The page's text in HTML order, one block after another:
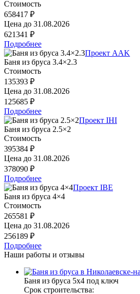
Стоимость
658417 ₽
Цена до 31.08.2026
621341 ₽
Подробнее
Проект AAK
Баня из бруса 3.4×2.3
Стоимость
135393 ₽
Цена до 31.08.2026
125685 ₽
Подробнее
Проект IHI
Баня из бруса 2.5×2
Стоимость
395384 ₽
Цена до 31.08.2026
378090 ₽
Подробнее
Проект IBE
Баня из бруса 4×4
Стоимость
265581 ₽
Цена до 31.08.2026
256189 ₽
Подробнее
Наши работы и отзывы
Баня из бруса 5х4 под ключ
Срок строительства: